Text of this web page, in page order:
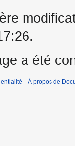
a été
À propos de